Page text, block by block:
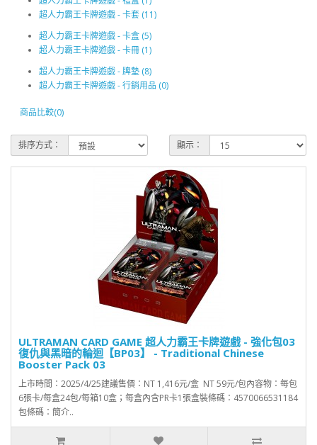
超人力霸王卡牌遊戲 - 卡套 (11)
超人力霸王卡牌遊戲 - 卡盒 (5)
超人力霸王卡牌遊戲 - 卡冊 (1)
超人力霸王卡牌遊戲 - 牌墊 (8)
超人力霸王卡牌遊戲 - 行銷用品 (0)
商品比較(0)
排序方式： 顯示：
ULTRAMAN CARD GAME 超人力霸王卡牌遊戲 - 強化包03
復仇與黑暗的輪迴【BP03】 - Traditional Chinese
Booster Pack 03
上市時間：2025/4/25建議售價：NT 1,416元/盒 NT 59元/包內容物：每包
6張卡/每盒24包/每箱10盒；每盒內含PR卡1張盒裝條碼：4570066531184
包條碼：簡介..